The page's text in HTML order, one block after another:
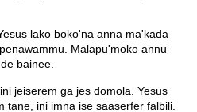
lako boko'na anna ma'kada
Malapu'moko annu
bainee.
jeiserem ga jes domola. Yesus
tane, ini imna ise saaserfer falbili.